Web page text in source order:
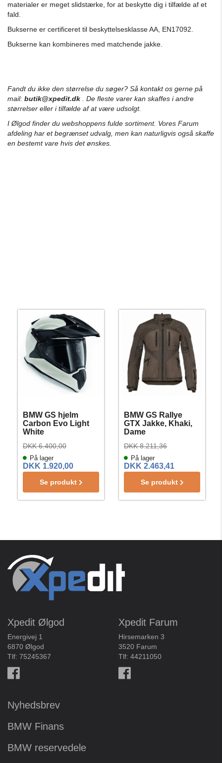
materialer er meget slidstærke, for at beskytte dig i tilfælde af et
fald.
Bukserne er certificeret til beskyttelsesklasse AA, EN17092.
Bukserne kan kombineres med matchende jakke.
Fandt du ikke den størrelse du søger? Så kontakt os gerne på
mail: butik@xpedit.dk . De fleste varer kan skaffes i andre
størrelser eller i tilfælde af at være udsolgt.
I Ølgod finder du webshoppens fulde sortiment. Vores Farum
afdeling har et begrænset udvalg, men kan naturligvis også skaffe
en bestemt vare hvis det ønskes.
BMW GS hjelm
Carbon Evo Light
White
På lager
DKK 6.400,00
DKK 1.920,00
Se produkt
BMW GS Rallye
GTX Jakke, Khaki,
Dame
På lager
DKK 8.211,36
DKK 2.463,41
Se produkt
Xpedit Ølgod
Energivej 1
6870 Ølgod
Tlf: 75245367
Xpedit Farum
Hirsemarken 3
3520 Farum
Tlf: 44211050
Nyhedsbrev
BMW Finans
BMW reservedele